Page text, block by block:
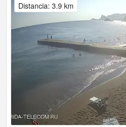
Distancia: 3.9 km